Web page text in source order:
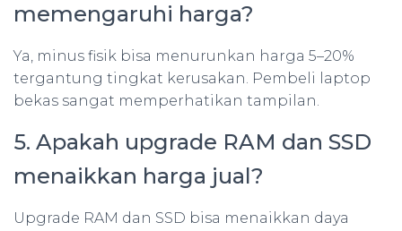
memengaruhi harga?
Ya, minus fisik bisa menurunkan harga 5–20%
tergantung tingkat kerusakan. Pembeli laptop
bekas sangat memperhatikan tampilan.
5. Apakah upgrade RAM dan SSD
menaikkan harga jual?
Upgrade RAM dan SSD bisa menaikkan daya